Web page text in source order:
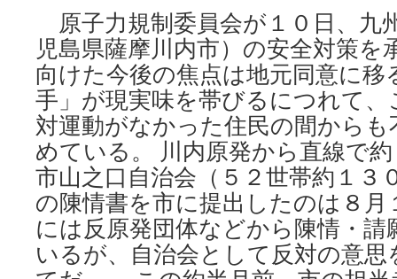
原子力規制委員会が１０日、九
児島県薩摩川内市）の安全対策を
向けた今後の焦点は地元同意に移
手」が現実味を帯びるにつれて
対運動がなかった住民の間から
めている。 川内原発から直線で
市山之口自治会（５２世帯約１３
の陳情書を市に提出したのは８月
には反原発団体などから陳情・
いるが、自治会として反対の意